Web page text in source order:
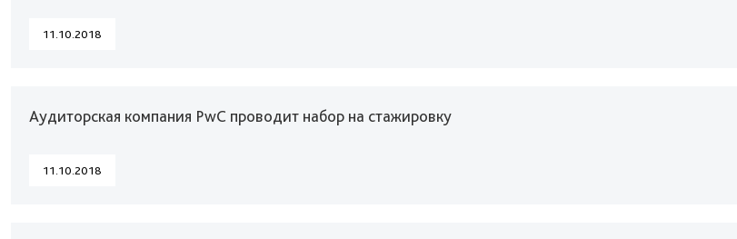
11.10.2018
Аудиторская компания PwC проводит набор на стажировку
11.10.2018